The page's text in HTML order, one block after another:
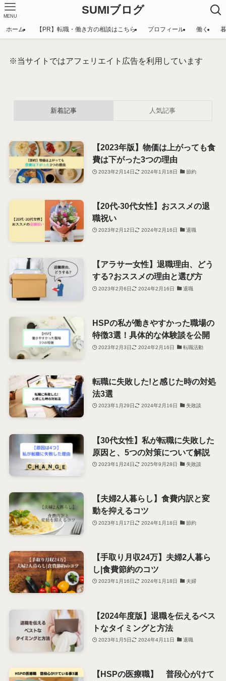
SUMIブログ
MENU
ホーム 【PR】転職・働き方の相談はこちら プロフィール 働く
※当サイトではアフェリエイト広告を利用しています
新着記事 人気記事
【2023年版】物価は上がっても食
費は下がった3つの理由
2023年2月14日 2024年1月18日 節約
【20代-30代女性】おススメの退
職祝い
2023年2月12日 2024年2月16日 退職
【アラサー女性】退職理由、どう
する?おススメの理由と選び方
2023年2月6日 2024年2月16日 退職
HSPの私が働きやすかった職場の
特徴3選！具体的な体験談を公開
2023年2月3日 2024年2月16日 転職活動
転職に失敗した!と感じた時の対処
法3選
2023年1月29日 2024年2月16日 失敗談
【30代女性】私が転職に失敗した
原因と、5つの対策について解説
2023年1月24日 2025年9月28日 失敗談
【夫婦2人暮らし】食費内訳と変
動を抑えるコツ
2023年1月17日 2024年1月18日 節約
【手取り月収24万】夫婦2人暮ら
し|食費節約のコツ
2023年1月16日 2024年1月18日 夫婦
【2024年度版】退職を伝えるベス
トなタイミングと方法
2023年1月5日 2024年4月11日 退職
【HSPの医療職】 普段心がけて